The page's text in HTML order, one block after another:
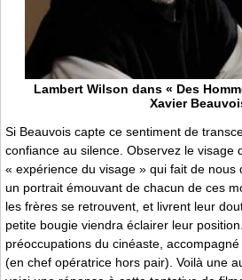
Lambert Wilson dans « Des
Xavier
Si Beauvois capte ce sentiment de
confiance au silence. Observez le visage
« expérience du visage » qui fait de nous
un portrait émouvant de chacun de ces
les frères se retrouvent, et livrent leur
petite bougie viendra éclairer leur
préoccupations du cinéaste,
(en chef opératrice hors pair). Voilà une